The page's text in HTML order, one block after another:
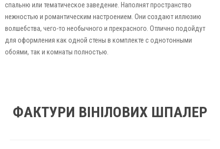
спальню или тематическое заведение. Наполнят пространство
нежностью и романтическим настроением. Они создают иллюзию
волшебства, чего-то необычного и прекрасного. Отлично подойдут
для оформления как одной стены в комплекте с однотонными
обоями, так и комнаты полностью.
ФАКТУРИ ВІНІЛОВИХ ШПАЛЕР